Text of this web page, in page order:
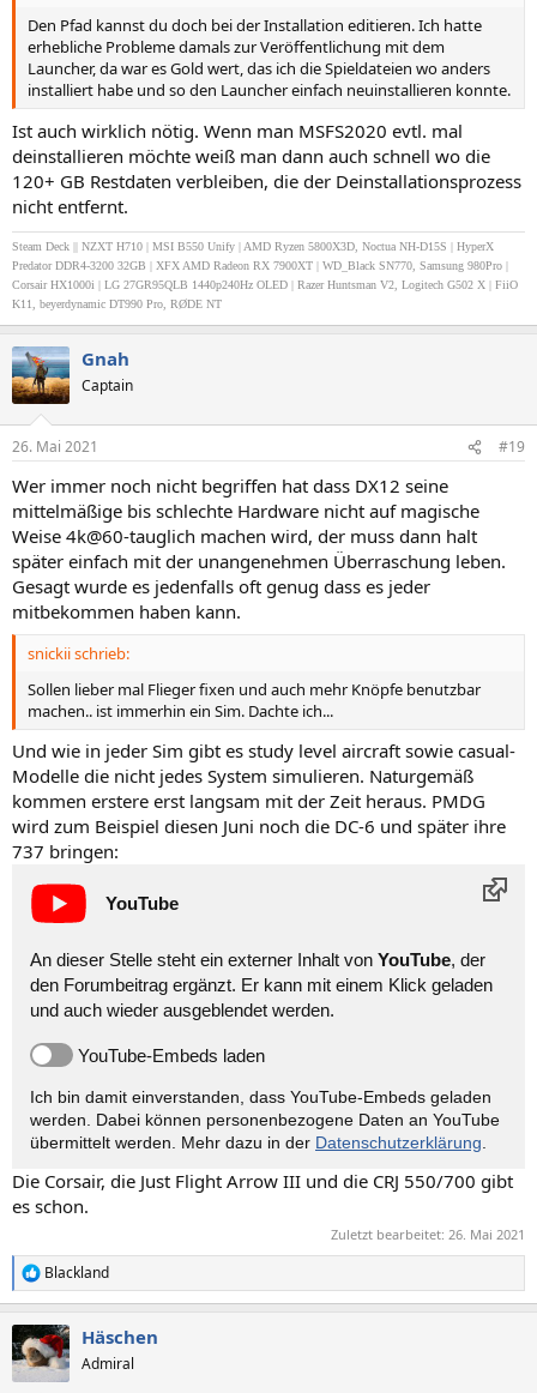
Den Pfad kannst du doch bei der Installation editieren. Ich hatte
erhebliche Probleme damals zur Veröffentlichung mit dem
Launcher, da war es Gold wert, das ich die Spieldateien wo anders
installiert habe und so den Launcher einfach neuinstallieren konnte.
Ist auch wirklich nötig. Wenn man MSFS2020 evtl. mal
deinstallieren möchte weiß man dann auch schnell wo die
120+ GB Restdaten verbleiben, die der Deinstallationsprozess
nicht entfernt.
Steam Deck || NZXT H710 | MSI B550 Unify | AMD Ryzen 5800X3D, Noctua NH-D15S | HyperX
Predator DDR4-3200 32GB | XFX AMD Radeon RX 7900XT | WD_Black SN770, Samsung 980Pro |
Corsair HX1000i | LG 27GR95QLB 1440p240Hz OLED | Razer Huntsman V2, Logitech G502 X | FiiO
K11, beyerdynamic DT990 Pro, RØDE NT
Gnah
Captain
26. Mai 2021 #19
Wer immer noch nicht begriffen hat dass DX12 seine
mittelmäßige bis schlechte Hardware nicht auf magische
Weise 4k@60-tauglich machen wird, der muss dann halt
später einfach mit der unangenehmen Überraschung leben.
Gesagt wurde es jedenfalls oft genug dass es jeder
mitbekommen haben kann.
snickii schrieb:
Sollen lieber mal Flieger fixen und auch mehr Knöpfe benutzbar
machen.. ist immerhin ein Sim. Dachte ich...
Und wie in jeder Sim gibt es study level aircraft sowie casual-
Modelle die nicht jedes System simulieren. Naturgemäß
kommen erstere erst langsam mit der Zeit heraus. PMDG
wird zum Beispiel diesen Juni noch die DC-6 und später ihre
737 bringen:
YouTube
An dieser Stelle steht ein externer Inhalt von YouTube, der
den Forumbeitrag ergänzt. Er kann mit einem Klick geladen
und auch wieder ausgeblendet werden.
YouTube-Embeds laden
Ich bin damit einverstanden, dass YouTube-Embeds geladen
werden. Dabei können personen­bezogene Daten an YouTube
übermittelt werden. Mehr dazu in der Datenschutzerklärung.
Die Corsair, die Just Flight Arrow III und die CRJ 550/700 gibt
es schon.
Zuletzt bearbeitet: 26. Mai 2021
R
e
k
t
Blackland
Häschen
Admiral